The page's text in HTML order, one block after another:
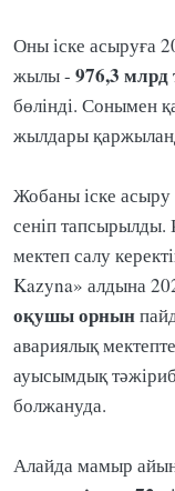
Оны іске асыруға
жылы - 976,3 млрд
бөлінді. Сонымен
жылдары
Жобаны іске
сеніп тапсырылды.
мектеп салу
Kazyna» алдына
оқушы орнын
авариялық
ауысымдық
болжануда.
Алайда мамыр